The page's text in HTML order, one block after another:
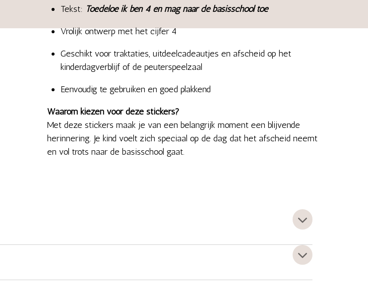
Tekst: Toedeloe ik ben 4 en mag naar de basisschool toe
Vrolijk ontwerp met het cijfer 4
Geschikt voor traktaties, uitdeelcadeautjes en afscheid op het
kinderdagverblijf of de peuterspeelzaal
Eenvoudig te gebruiken en goed plakkend
Waarom kiezen voor deze stickers?
Met deze stickers maak je van een belangrijk moment een blijvende
herinnering. Je kind voelt zich speciaal op de dag dat het afscheid neemt
en vol trots naar de basisschool gaat.